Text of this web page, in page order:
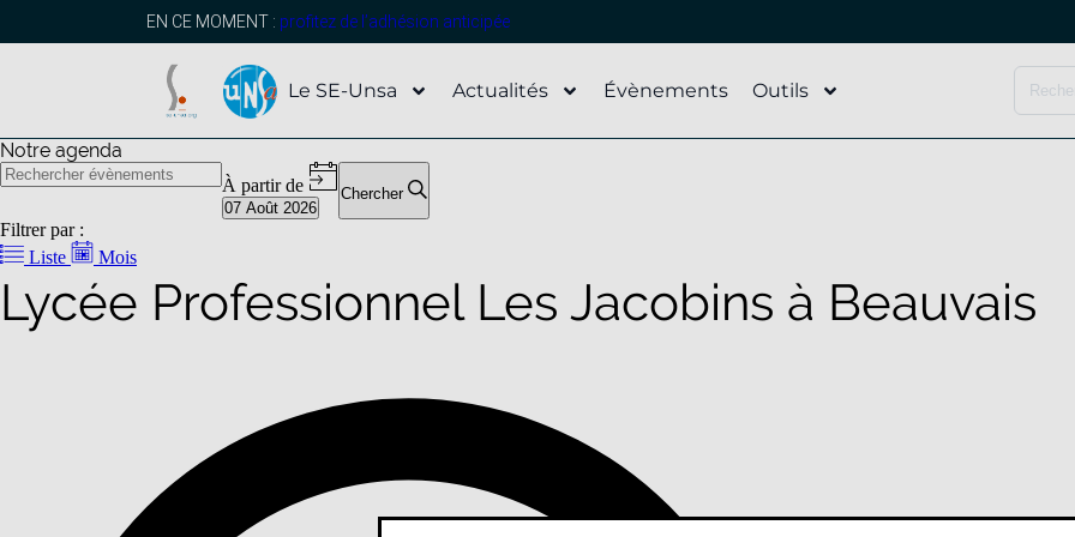
EN CE MOMENT : profitez de l’adhésion anticipée
Le SE-Unsa Actualités Évènements Outils
Notre agenda
Chercher
À partir de
07 Août 2026
Filtrer par :
Liste
Mois
Lycée Professionnel Les Jacobins à Beauvais